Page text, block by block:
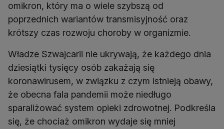
omikron, który ma o wiele szybszą od
poprzednich wariantów transmisyjność oraz
krótszy czas rozwoju choroby w organizmie.
Władze Szwajcarii nie ukrywają, że każdego dnia
dziesiątki tysięcy osób zakażają się
koronawirusem, w związku z czym istnieją obawy,
że obecna fala pandemii może niedługo
sparaliżować system opieki zdrowotnej. Podkreśla
się, że chociaż omikron wydaje się mniej